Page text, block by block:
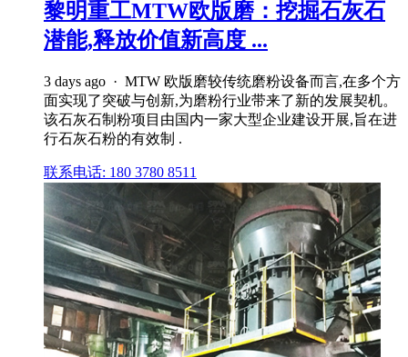
黎明重工MTW欧版磨：挖掘石灰石
潜能,释放价值新高度 ...
3 days ago · MTW 欧版磨较传统磨粉设备而言,在多个方
面实现了突破与创新,为磨粉行业带来了新的发展契机。
该石灰石制粉项目由国内一家大型企业建设开展,旨在进
行石灰石粉的有效制 .
联系电话: 180 3780 8511